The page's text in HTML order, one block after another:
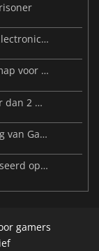
Herleef de jaren 2000 met ReStory: Chill Electronics Repairs
MARVEL Tōkon gaat van start en de roadmap voor jaar 1 is bekendgemaakt
Resident Evil Veronica staat nu al op meer dan 2 miljoen verlanglijstjes
Beast of Reincarnation: de nieuwe richting van Game Freak
Big Walk is nu verkrijgbaar: een reis gebaseerd op vriendschap
gamers